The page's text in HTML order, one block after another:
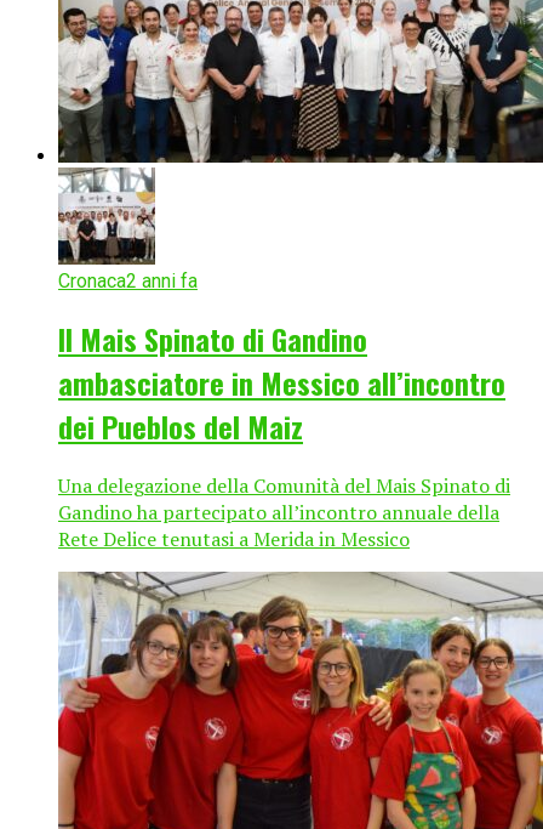
Cronaca2 anni fa
Il Mais Spinato di Gandino
ambasciatore in Messico all’incontro
dei Pueblos del Maiz
Una delegazione della Comunità del Mais Spinato di
Gandino ha partecipato all’incontro annuale della
Rete Delice tenutasi a Merida in Messico